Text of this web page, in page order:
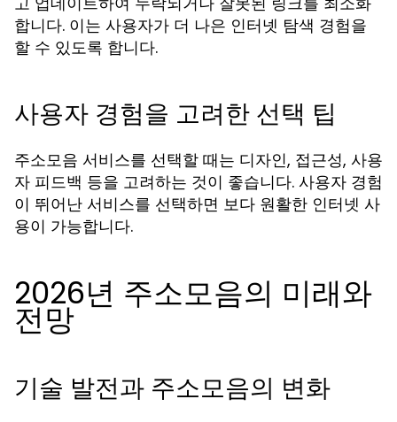
합니다. 이는 사용자가 더 나은 인터넷 탐색 경험을
할 수 있도록 합니다.
사용자 경험을 고려한 선택 팁
주소모음 서비스를 선택할 때는 디자인, 접근성, 사용
자 피드백 등을 고려하는 것이 좋습니다. 사용자 경험
이 뛰어난 서비스를 선택하면 보다 원활한 인터넷 사
용이 가능합니다.
2026년 주소모음의 미래와
전망
기술 발전과 주소모음의 변화